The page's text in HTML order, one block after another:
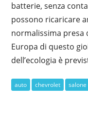
batterie, senza
possono ricaricare
normalissima presa
Europa di questo
dell’ecologia è
auto chevrolet